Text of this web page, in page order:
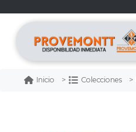
Inicio Colecciones